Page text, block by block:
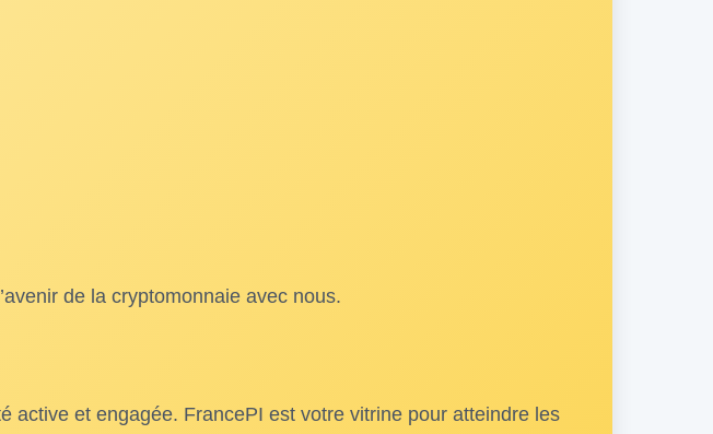
de la cryptomonnaie avec nous.
active et engagée. FrancePI est votre vitrine pour atteindre les